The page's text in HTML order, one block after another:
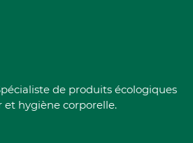
de produits écologiques
hygiène corporelle.